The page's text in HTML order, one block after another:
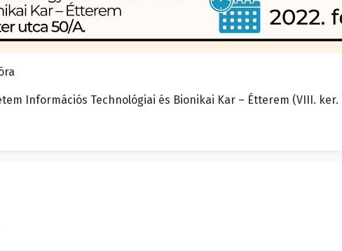
Információs Technológiai és Bionikai Kar – Étterem (VIII.